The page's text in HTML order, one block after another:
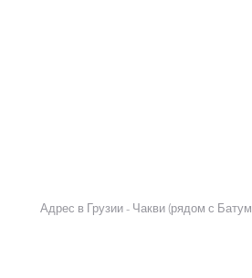
Адрес в Грузии - Чакви (рядом с